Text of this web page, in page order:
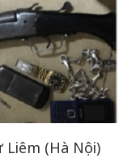
Liêm (Hà Nội)